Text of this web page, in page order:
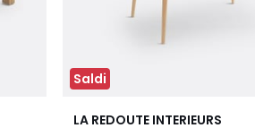
Saldi
LA REDOUTE INTERIEURS
4,5